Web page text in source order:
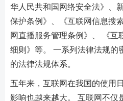
华人民共和国网络安全法》、
保护条例》、《互联网信息搜
网直播服务管理条例》、 《互
细则》等。 一系列法律法规的
的法律法规体系。
五年来，互联网在我国的使用
影响也越来越大。 互联网不仅